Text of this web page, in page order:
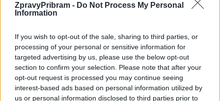
ZpravyPribram - Do Not Process My Personal
Information
If you wish to opt-out of the sale, sharing to third parties, or
processing of your personal or sensitive information for
targeted advertising by us, please use the below opt-out
section to confirm your selection. Please note that after your
opt-out request is processed you may continue seeing
interest-based ads based on personal information utilized by
us or personal information disclosed to third parties prior to
Dobříšsko
jedinečnou atmosféru. Klasiku propojí
s dalšími žánry i rodinným programem
Kultura
Fesťáczek Presents poprvé míří do
Lesního divadla Skalka. Nabídne hudbu,
divadlo i tvořivé dílny